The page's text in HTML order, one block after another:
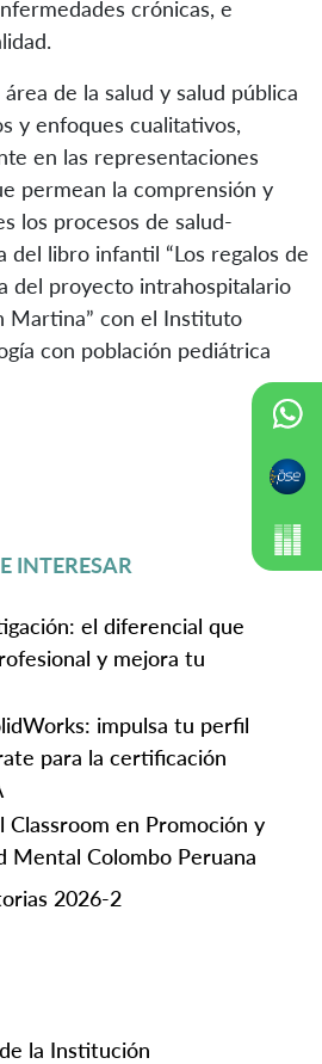
crónicas, e
de la salud y salud pública
y enfoques cualitativos,
en las representaciones
permean la comprensión y
los procesos de salud-
del libro infantil “Los regalos de
del proyecto intrahospitalario
Martina” con el Instituto
con población pediátrica
INTERESAR
el diferencial que
y mejora tu
impulsa tu perfil
para la certificación
Classroom en Promoción y
Mental Colombo Peruana
2026-2
la Institución